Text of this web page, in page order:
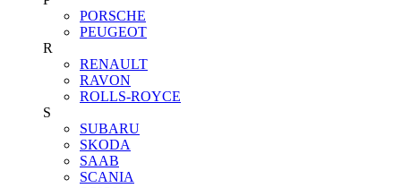
PORSCHE
PEUGEOT
R
RENAULT
RAVON
ROLLS-ROYCE
S
SUBARU
SKODA
SAAB
SCANIA